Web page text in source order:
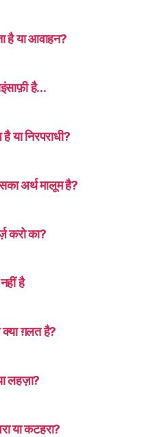
है या आवाहन?
है…
या निरपराधी?
अर्थ मालूम है?
करो का?
है
ग़लत है?
लहज़ा?
या कटहरा?